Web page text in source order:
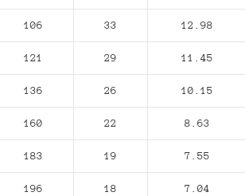
106 33 12.98
121 29 11.45
136 26 10.15
160 22 8.63
183 19 7.55
196 18 7.04